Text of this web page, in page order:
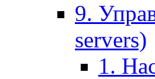
9.
servers)
1.